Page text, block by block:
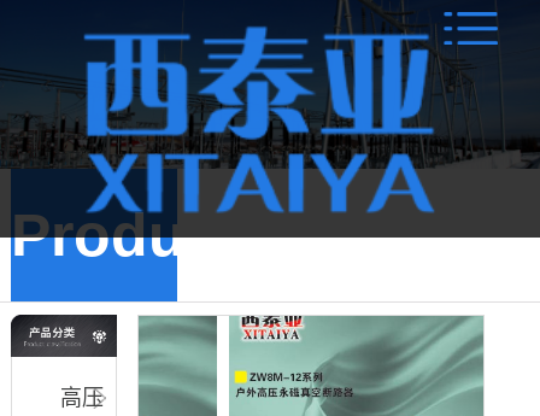
Products
高压